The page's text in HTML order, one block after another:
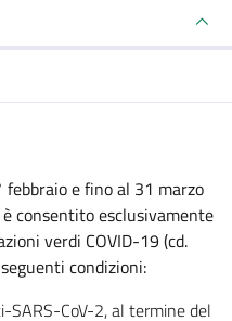
e fino al 31 marzo
consentito esclusivamente
verdi COVID-19 (cd.
condizioni:
CoV-2, al termine del